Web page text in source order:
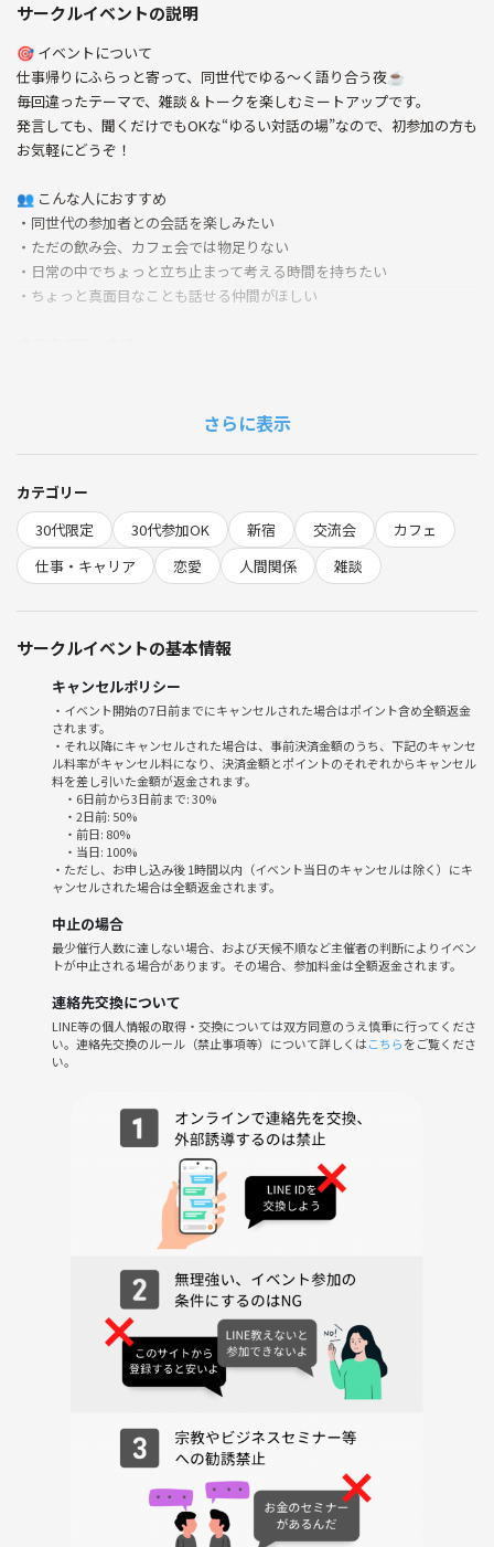
サークルイベントの説明
🎯 イベントについて
仕事帰りにふらっと寄って、同世代でゆる〜く語り合う夜☕
毎回違ったテーマで、雑談＆トークを楽しむミートアップです。
発言しても、聞くだけでもOKな“ゆるい対話の場”なので、初参加の方も
お気軽にどうぞ！
👥 こんな人におすすめ
・同世代の参加者との会話を楽しみたい
・ただの飲み会、カフェ会では物足りない
・日常の中でちょっと立ち止まって考える時間を持ちたい
・ちょっと真面目なことも話せる仲間がほしい
※入店できない場合は他店舗になる場合もあります。
チャージ料や飲食代は、各自負担となります。
📋 当日のざっくり流れ（約90分）
簡単な自己紹介
テーマの方向性を確認
フリートーク
※90分を目安に一旦〆ますが、そのままお店に残ったり移動したり、当
日の参加者次第で変動します。
💋トークテーマ例
テーマ変更のご希望があればイベントの質問・コメントにてリクエスト
してください。
ただし、申込時に他の参加者が決まっていない場合に限ります。
-------------------
🧠 人生・価値観系（考える系・哲学系）
・幸せって何だろう？
・他人と比べてしまうのはなぜ？
・「大人になる」ってどういうこと？
・やりたいことが分からないとき、どうしてる？
・心地いい人間関係ってどんな関係？
💼 仕事・キャリア系
・仕事とプライベート、どうバランス取ってる？
・キャリアの転機ってどう乗り越えた？
・一生この仕事を続けたい？
・尊敬できる上司・できない上司の違いは？
・マッチングアプリ使ってる？
・パートナーに求めるものって？
・恋愛と結婚、どこが同じでどこが違う？
・友達関係の“距離感”どうしてる？
・大人になってからの友情ってどう築く？
🌏 社会・カルチャー系
・SNSと現実、自分はどう使い分けてる？
・流行ってどうやって生まれるんだろう？
・「都会」と「地方」、どっちが幸せ？
・デジタルとアナログ、どっちに惹かれる？
さらに表示
カテゴリー
30代限定
30代参加OK 新宿 交流会
カフェ
仕事・キャリア
恋愛 人間関係 雑談
サークルイベントの基本情報
キャンセルポリシー
・イベント開始の7日前までにキャンセルされた場合はポイント含め全額返金
されます。
・それ以降にキャンセルされた場合は、事前決済金額のうち、下記のキャンセ
ル料率がキャンセル料になり、決済金額とポイントのそれぞれからキャンセル
料を差し引いた金額が返金されます。
・6日前から3日前まで: 30%
・2日前: 50%
・前日: 80%
・当日: 100%
・ただし、お申し込み後 1時間以内（イベント当日のキャンセルは除く）にキ
ャンセルされた場合は全額返金されます。
中止の場合
最少催行人数に達しない場合、および天候不順など主催者の判断によりイベン
トが中止される場合があります。その場合、参加料金は全額返金されます。
連絡先交換について
LINE等の個人情報の取得・交換については双方同意のうえ慎重に行ってくださ
い。連絡先交換のルール（禁止事項等）について詳しくはこちらをご覧くださ
い。